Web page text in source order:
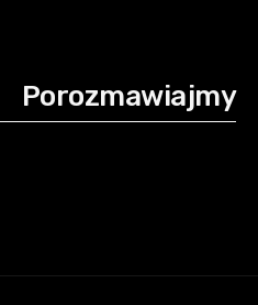
Porozmawiajmy